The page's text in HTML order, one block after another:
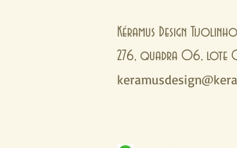
Kéramus Design
276, quadra 06, lote